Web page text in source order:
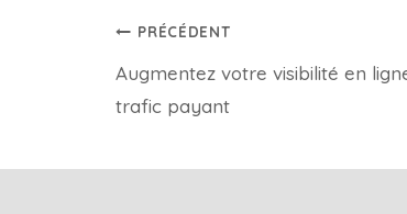
PRÉCÉDENT
Augmentez votre visibilité en
trafic payant